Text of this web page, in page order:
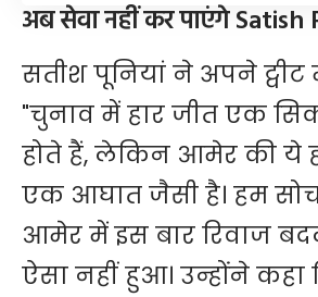
अब सेवा नहीं कर पाएंगे Satish
सतीश पूनियां ने अपने ट्वीट
"चुनाव में हार जीत एक
होते हैं, लेकिन आमेर की ये
एक आघात जैसी है। हम
आमेर में इस बार रिवाज
ऐसा नहीं हुआ। उन्होंने